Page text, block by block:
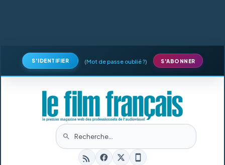
S'IDENTIFIER (Mot de passe oublié ?) S'ABONNER